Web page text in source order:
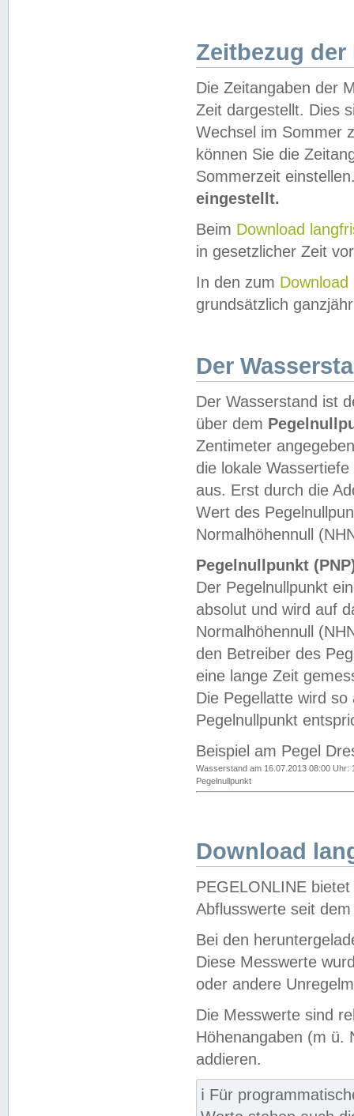
Zeitbezug der
Die Zeitangaben der
Zeit dargestellt. Dies
Wechsel im Sommer
können Sie die
Sommerzeit
eingestellt.
Beim Download
in gesetzlicher Zeit
In den zum Download
grundsätzlich
Der
Der Wasserstand ist
über dem
Zentimeter
die lokale
aus. Erst durch die
Wert des
Normalhöhennull
Pegelnullpunkt
Der Pegelnullpunkt
absolut und wird auf
Normalhöhennull
den Betreiber des
eine lange Zeit
Die Pegellatte wird
Pegelnullpunkt
Beispiel am Pegel
Wasserstand am 16.07.2013 08:00 Uhr:
Pegelnullpunkt
Download
PEGELONLINE
Abflusswerte seit
Bei den
Diese Messwerte
oder andere
Die Messwerte sind
Höhenangaben (m ü.
addieren.
ℹ️ Für